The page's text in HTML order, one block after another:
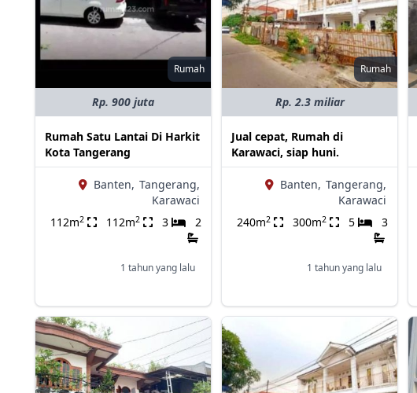
Rumah
Rp. 900 juta
Rumah Satu Lantai Di Harkit
Kota Tangerang
Banten, Tangerang,
Karawaci
112m2 112m2 3 2
1 tahun yang lalu
Rumah
Rp. 2.3 miliar
Jual cepat, Rumah di
Karawaci, siap huni.
Banten, Tangerang,
Karawaci
240m2 300m2 5 3
1 tahun yang lalu